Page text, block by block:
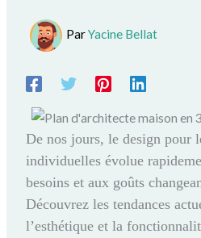
ParYacine Bellat
De nos jours, le design pour
individuelles évolue
besoins et aux goûts
Découvrez les tendances
l’esthétique et la